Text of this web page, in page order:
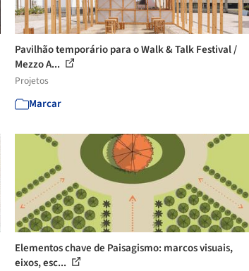
Pavilhão temporário para o Walk & Talk Festival /
Mezzo A...
Projetos
Marcar
Elementos chave de Paisagismo: marcos visuais,
eixos, esc...